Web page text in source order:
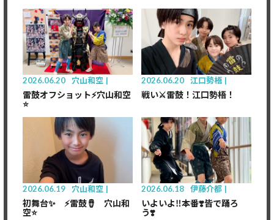
2026.06.20 穴山和空
雷鼓オフショット⚡️穴山和空
⭐️
2026.06.20 江口勢梧
戦い⚔️雷鼓！江口勢梧！
2026.06.19 穴山和空
初舞台✨ ⚡️雷鼓🪘 穴山和
空⭐️
2026.06.18 伊藤介都
いよいよ‼️本番❣️皆で踊ろ
う❣️